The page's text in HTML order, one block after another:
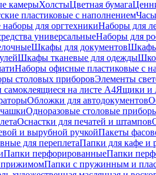
камерыХолстыЦветная бумага
пластиковые с наполнением
для оргтехникиНаборы для
универсальныеНаборы для
Шкафы для документовШкафы
Шкафы тканевые для одежды
Наборы офисные пластиковые с
столовых приборовЭлементы
самоклеящиеся на листе А4Ящики и
Обложки для автодокументов
Одноразовые столовые
Оснастки для печатей и штампов
и вырубной ручкойПакеты
для переплетаПапки для кафе и
Папки перфорированныеПапки
Папки с пружинным и